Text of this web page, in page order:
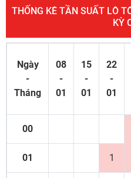
THỐNG KÊ TẦN SUẤT LÔ
KỲ
Ngày
-
Tháng
08
-
01
15
-
01
22
-
01
00
01 1